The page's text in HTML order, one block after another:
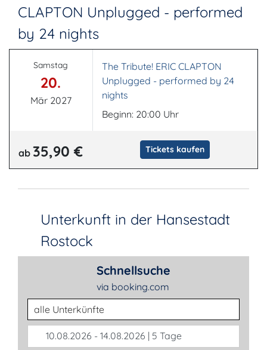
CLAPTON Unplugged - performed
by 24 nights
Samstag
20.
Mär 2027
The Tribute! ERIC CLAPTON
Unplugged - performed by 24
nights
Beginn: 20:00 Uhr
ab 35,90 € Tickets kaufen
Unterkunft in der Hansestadt
Rostock
Schnellsuche
via booking.com
Unterkunftsart
10.08.2026 - 14.08.2026 | 5 Tage